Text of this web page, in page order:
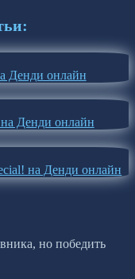
Денди онлайн
Денди онлайн
на Денди онлайн
но победить